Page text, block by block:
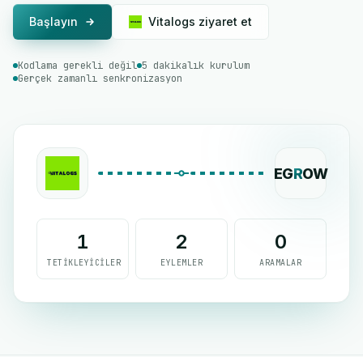
Başlayın Vitalogs ziyaret et
Kodlama gerekli değil 5 dakikalık kurulum
Gerçek zamanlı senkronizasyon
EGROW
1
TETIKLEYICILER
2
EYLEMLER
0
ARAMALAR